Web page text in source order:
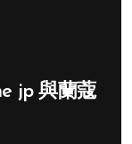
jp 與蘭蔻